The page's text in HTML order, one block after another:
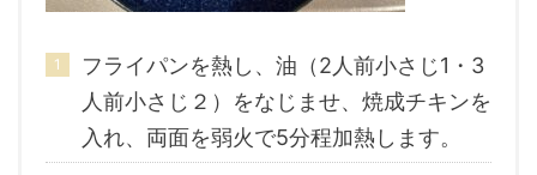
フライパンを熱し、油（2人前小さじ1・3
人前小さじ２）をなじませ、焼成チキンを
入れ、両面を弱火で5分程加熱します。